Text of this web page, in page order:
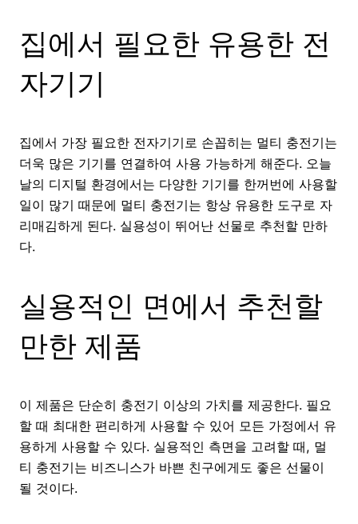
집에서 필요한 유용한 전
자기기
집에서 가장 필요한 전자기기로 손꼽히는 멀티 충전기는
더욱 많은 기기를 연결하여 사용 가능하게 해준다. 오늘
날의 디지털 환경에서는 다양한 기기를 한꺼번에 사용할
일이 많기 때문에 멀티 충전기는 항상 유용한 도구로 자
리매김하게 된다. 실용성이 뛰어난 선물로 추천할 만하
다.
실용적인 면에서 추천할
만한 제품
이 제품은 단순히 충전기 이상의 가치를 제공한다. 필요
할 때 최대한 편리하게 사용할 수 있어 모든 가정에서 유
용하게 사용할 수 있다. 실용적인 측면을 고려할 때, 멀
티 충전기는 비즈니스가 바쁜 친구에게도 좋은 선물이
될 것이다.